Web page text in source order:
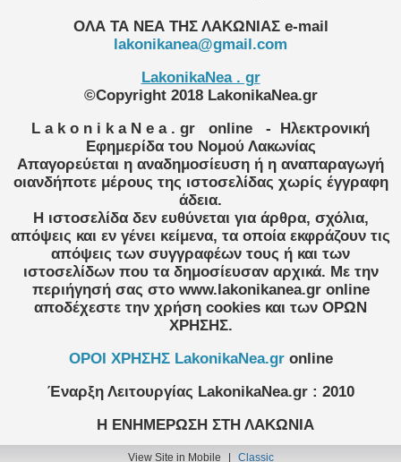
ΟΛΑ ΤΑ ΝΕΑ ΤΗΣ ΛΑΚΩΝΙΑΣ e-mail
lakonikanea@gmail.com
LakonikaNea . gr
©Copyright 2018 LakonikaNea.gr
L a k o n i k a N e a . gr
online
- Ηλεκτρονική
Εφημερίδα του Νομού Λακωνίας
Απαγορεύεται η αναδημοσίευση ή η αναπαραγωγή
οιανδήποτε μέρους της ιστοσελίδας χωρίς έγγραφη
άδεια.
Η ιστοσελίδα δεν ευθύνεται για άρθρα, σχόλια,
απόψεις και εν γένει κείμενα, τα οποία εκφράζουν τις
απόψεις των συγγραφέων τους ή και των
ιστοσελίδων που τα δημοσίευσαν αρχικά. Με την
περιήγησή σας στο www.lakonikanea.gr online
αποδέχεστε την χρήση cookies και των ΟΡΩΝ
ΧΡΗΣΗΣ.
OPOI XΡΗΣΗΣ LakonikaNea.gr online
Έναρξη Λειτουργίας LakonikaNea.gr : 2010
Η ΕΝΗΜΕΡΩΣΗ ΣΤΗ ΛΑΚΩΝΙΑ
View Site in Mobile | Classic